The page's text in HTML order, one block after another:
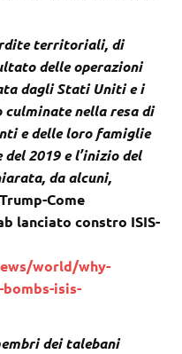
territoriali, di
delle operazioni
dagli Stati Uniti e i
culminate nella resa di
e delle loro famiglie
2019 e l’inizio del
da alcuni,
Come
lanciato constro ISIS-
world/why-
isis-
dei talebani